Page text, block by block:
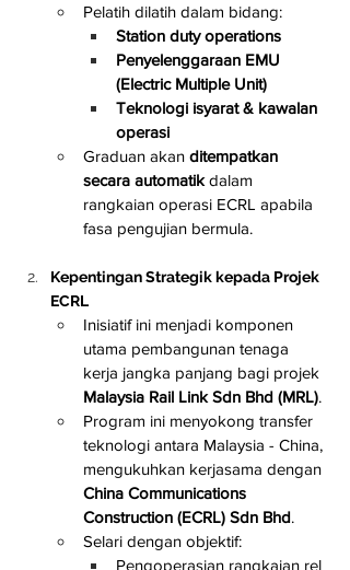
Pelatih dilatih dalam bidang:
Station duty operations
Penyelenggaraan EMU
(Electric Multiple Unit)
Teknologi isyarat & kawalan
operasi
Graduan akan ditempatkan
secara automatik dalam
rangkaian operasi ECRL apabila
fasa pengujian bermula.
Kepentingan Strategik kepada Projek
ECRL
Inisiatif ini menjadi komponen
utama pembangunan tenaga
kerja jangka panjang bagi projek
Malaysia Rail Link Sdn Bhd (MRL).
Program ini menyokong transfer
teknologi antara Malaysia - China,
mengukuhkan kerjasama dengan
China Communications
Construction (ECRL) Sdn Bhd.
Selari dengan objektif:
Pengoperasian rangkaian rel